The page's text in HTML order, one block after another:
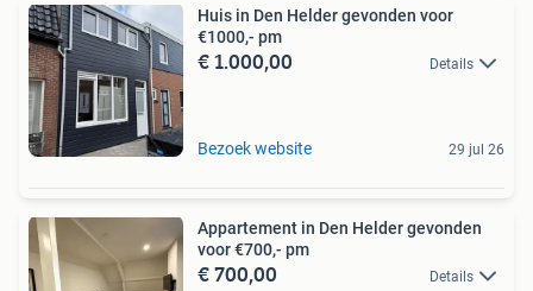
Huis in Den Helder gevonden voor
€1000,- pm
€ 1.000,00 Details
Bezoek website 29 jul 26
Appartement in Den Helder gevonden
voor €700,- pm
€ 700,00 Details